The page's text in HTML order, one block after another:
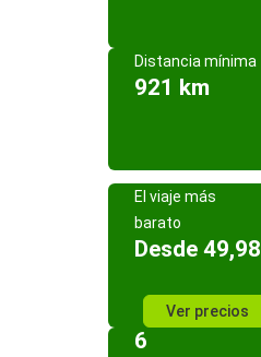
Distancia mínima
921 km
El viaje más
barato
Desde
Ver precios
6